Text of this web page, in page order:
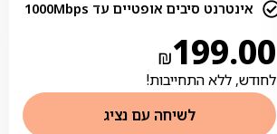
אינטרנט סיבים אופטיים עד 1000Mbps
₪199.00
לחודש, ללא התחייבות!
לשיחה עם נציג